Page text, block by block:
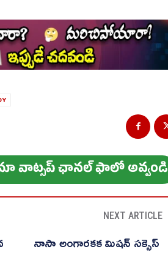
మా వాట్స‌ప్ ఛాన‌ల్ ఫాలో అవ్వండి
NEXT ARTICLE
నాసా అంగారకక మిషన్ సక్సెస్